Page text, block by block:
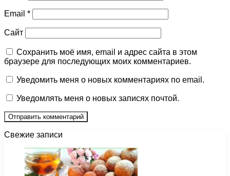
Email *
Сайт
Сохранить моё имя, email и адрес сайта в этом
браузере для последующих моих комментариев.
Уведомить меня о новых комментариях по email.
Уведомлять меня о новых записях почтой.
Свежие записи